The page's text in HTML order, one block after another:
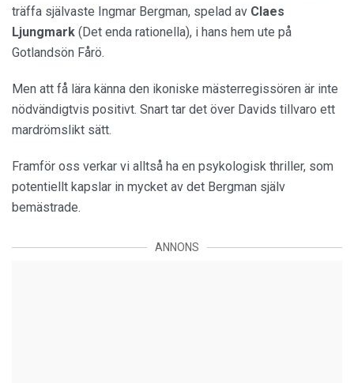
träffa självaste Ingmar Bergman, spelad av Claes
Ljungmark (Det enda rationella), i hans hem ute på
Gotlandsön Fårö.
Men att få lära känna den ikoniske mästerregissören är inte
nödvändigtvis positivt. Snart tar det över Davids tillvaro ett
mardrömslikt sätt.
Framför oss verkar vi alltså ha en psykologisk thriller, som
potentiellt kapslar in mycket av det Bergman själv
bemästrade.
ANNONS